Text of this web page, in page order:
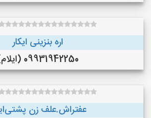
اره بنزینی ایکار
09931942250 (ایلام)
عفتراش.علف زن